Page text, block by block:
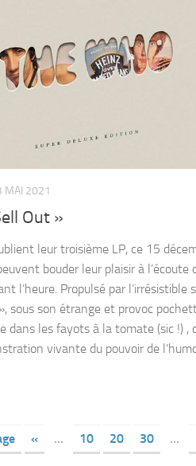
MAI 2021
Out »
leur troisième LP, ce 15
bouder leur plaisir à l’écoute
l’heure. Propulsé par l’irrésistible
sous son étrange et provoc
dans les fayots à la tomate (sic !) ,
vivante du pouvoir de
« … 10 20 30 …